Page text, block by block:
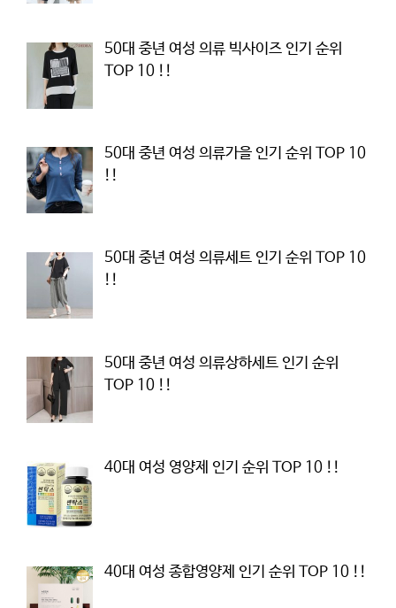
50대 중년 여성 의류 빅사이즈 인기 순위
TOP 10 !!
50대 중년 여성 의류가을 인기 순위 TOP 10
!!
50대 중년 여성 의류세트 인기 순위 TOP 10
!!
50대 중년 여성 의류상하세트 인기 순위
TOP 10 !!
40대 여성 영양제 인기 순위 TOP 10 !!
40대 여성 종합영양제 인기 순위 TOP 10 !!